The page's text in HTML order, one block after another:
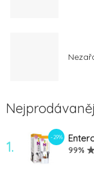
1.
-29%
99%